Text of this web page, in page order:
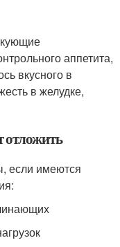
аппетита,
вкусного в
в желудке,
отложить
если имеются